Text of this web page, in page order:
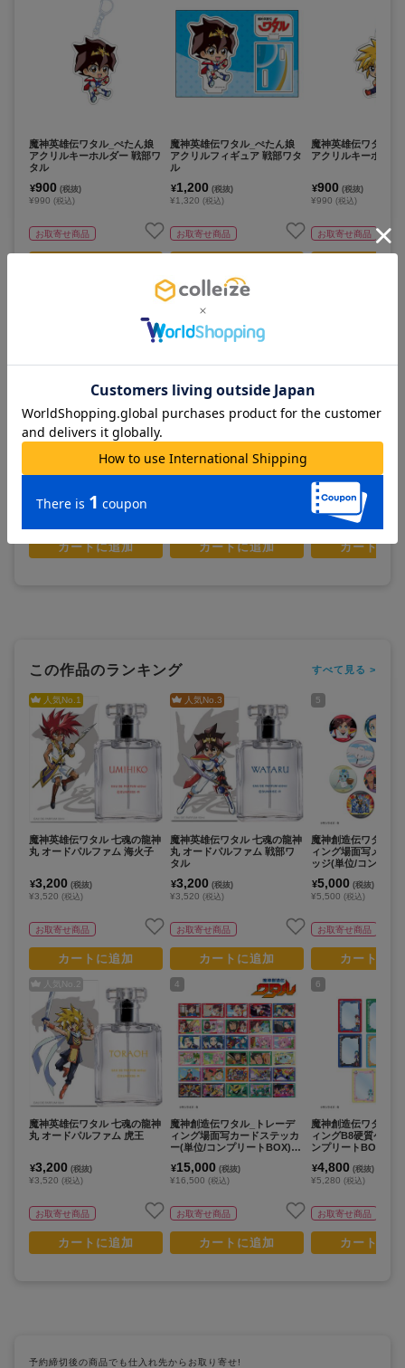
魔神英雄伝ワタル_ぺたん娘
アクリルキーホルダー 戦部ワ
タル
¥900 (税抜)
¥990 (税込)
お取寄せ商品
魔神英雄伝ワタル_ぺたん娘
アクリルフィギュア 虎王
カートに追加
魔神英雄伝ワタル_ぺたん娘
アクリルフィギュア 戦部ワタ
ル
¥1,200 (税抜)
¥1,320 (税込)
お取寄せ商品
アクリルキーホルダー マロ
カートに追加
魔神英雄伝ワタル_
アクリルキーホルダ
¥900 (税抜)
¥990 (税込)
お取寄せ商品
アクリルキーホルダ
¥990(税込)
お取寄せ商品
カートに
この作品のランキング すべて見る >
人気No.1
魔神英雄伝ワタル 七魂の龍神
丸 オードパルファム 海火子
¥3,200 (税抜)
¥3,520 (税込)
お取寄せ商品
カートに追加
人気No. 2
魔神英雄伝ワタル 七魂の龍神
丸 オードパルファム 虎王
¥3,200 (税抜)
¥3,520 (税込)
お取寄せ商品
カートに追加
人気No.3
魔神英雄伝ワタル 七魂の龍神
丸 オードパルファム 戦部ワ
タル
¥3,200 (税抜)
¥3,520 (税込)
お取寄せ商品
カートに追加
4
魔神創造伝ワタル_トレーデ
ィング場面写カードステッカ
ー(単位/コンプリートBOX)
¥15,000 (税抜)
¥16,500 (税込)
お取寄せ商品
カートに追加
5
魔神創造伝ワタル_
ィング場面写メタリ
ッジ(単位/コンプリ
¥5,000 (税抜)
¥5,500 (税込)
お取寄せ商品
カートに
6
魔神創造伝ワタル_
ィングB8硬質ケー
ンプリートBOX)【
¥4,800 (税抜)
¥5,280 (税込)
お取寄せ商品
カートに
予約締切後の商品でも仕入れ先からお取り寄せ!